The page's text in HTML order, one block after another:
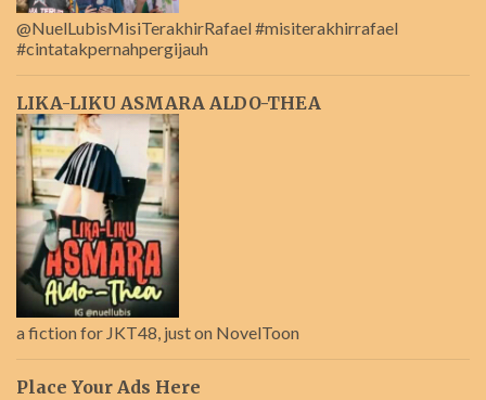
@NuelLubisMisiTerakhirRafael #misiterakhirrafael
#cintatakpernahpergijauh
LIKA-LIKU ASMARA ALDO-THEA
a fiction for JKT48, just on NovelToon
Place Your Ads Here